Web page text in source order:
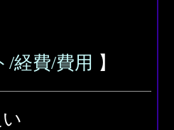
/経費/費用 】